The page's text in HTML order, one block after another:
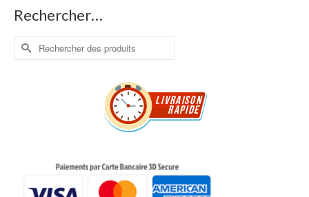
Rechercher…
Rechercher :